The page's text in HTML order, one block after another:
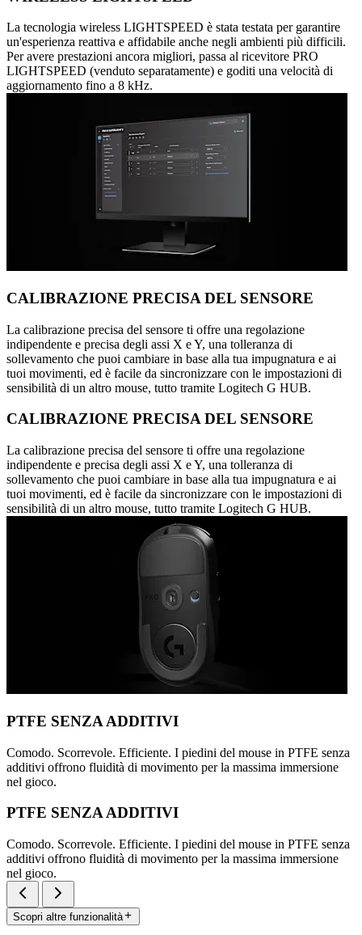
La tecnologia wireless LIGHTSPEED è stata testata per garantire
un'esperienza reattiva e affidabile anche negli ambienti più difficili.
Per avere prestazioni ancora migliori, passa al ricevitore PRO
LIGHTSPEED (venduto separatamente) e goditi una velocità di
aggiornamento fino a 8 kHz.
CALIBRAZIONE PRECISA DEL SENSORE
La calibrazione precisa del sensore ti offre una regolazione
indipendente e precisa degli assi X e Y, una tolleranza di
sollevamento che puoi cambiare in base alla tua impugnatura e ai
tuoi movimenti, ed è facile da sincronizzare con le impostazioni di
sensibilità di un altro mouse, tutto tramite Logitech G HUB.
CALIBRAZIONE PRECISA DEL SENSORE
La calibrazione precisa del sensore ti offre una regolazione
indipendente e precisa degli assi X e Y, una tolleranza di
sollevamento che puoi cambiare in base alla tua impugnatura e ai
tuoi movimenti, ed è facile da sincronizzare con le impostazioni di
sensibilità di un altro mouse, tutto tramite Logitech G HUB.
PTFE SENZA ADDITIVI
Comodo. Scorrevole. Efficiente. I piedini del mouse in PTFE senza
additivi offrono fluidità di movimento per la massima immersione
nel gioco.
PTFE SENZA ADDITIVI
Comodo. Scorrevole. Efficiente. I piedini del mouse in PTFE senza
additivi offrono fluidità di movimento per la massima immersione
nel gioco.
Scopri altre funzionalità